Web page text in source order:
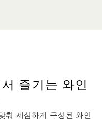
즐기는 와인
춰 세심하게 구성된 와인